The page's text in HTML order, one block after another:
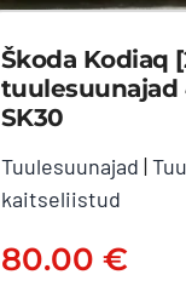
Škoda Kodiaq
SK30
Tuulesuunajad |
kaitseliistud
80.00 €